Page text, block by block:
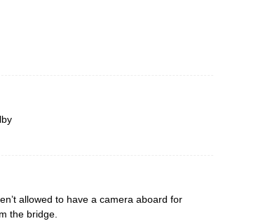
allowed to have a camera aboard for
the bridge.